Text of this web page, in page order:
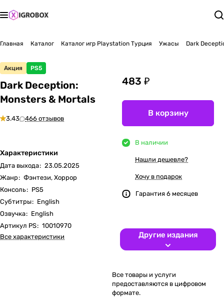
Главная Каталог Каталог игр Playstation Турция Ужасы Dark
Акция PS5
Dark Deception:
Monsters & Mortals
3.43 466 отзывов
Характеристики
Дата выхода: 23.05.2025
Жанр: Фэнтези, Хоррор
Консоль: PS5
Субтитры: English
Озвучка: English
Артикул PS: 10010970
Все характеристики
483 ₽
В корзину
В наличии
Нашли дешевле?
Хочу в подарок
Гарантия 6 месяцев
Другие издания
Все товары и услуги
предоставляются в цифровом
формате.